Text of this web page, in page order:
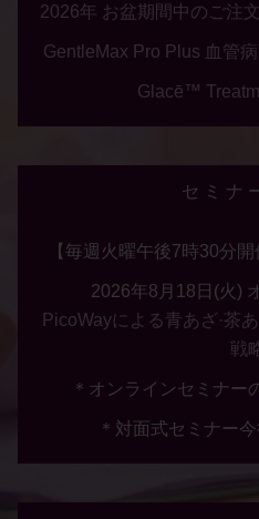
2026年 お盆期間中のご注
GentleMax Pro Plus 血管
Glacē™
セミナ
【毎週火曜午後7時30分
2026年8月18日(火)
PicoWayによる青あざ·茶
戦
＊オンラインセミナー
＊対面式セミナー